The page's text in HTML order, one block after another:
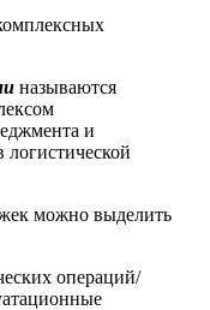
называются
и
можно выделить
операций/